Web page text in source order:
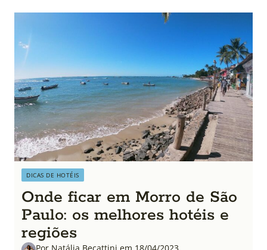
DICAS DE HOTÉIS
Onde ficar em Morro de São
Paulo: os melhores hotéis e
regiões